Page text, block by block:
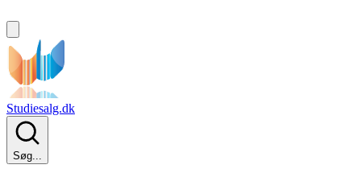
Studiesalg.dk
Søg...